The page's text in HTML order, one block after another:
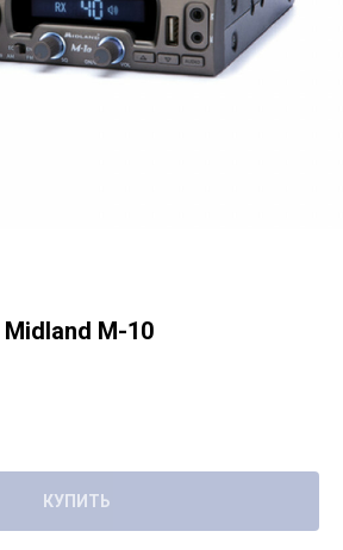
M-10
КУПИТЬ